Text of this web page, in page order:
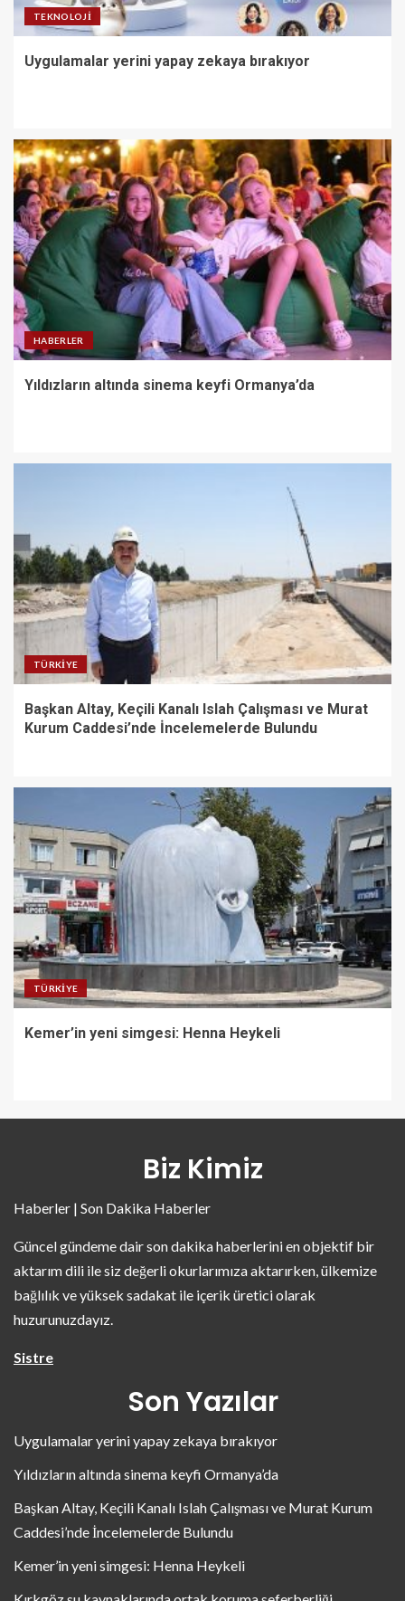
TEKNOLOJI
Uygulamalar yerini yapay zekaya bırakıyor
HABERLER
Yıldızların altında sinema keyfi Ormanya’da
TÜRKIYE
Başkan Altay, Keçili Kanalı Islah Çalışması ve Murat
Kurum Caddesi’nde İncelemelerde Bulundu
TÜRKIYE
Kemer’in yeni simgesi: Henna Heykeli
Biz Kimiz
Haberler | Son Dakika Haberler
Güncel gündeme dair son dakika haberlerini en objektif bir
aktarım dili ile siz değerli okurlarımıza aktarırken, ülkemize
bağlılık ve yüksek sadakat ile içerik üretici olarak
huzurunuzdayız.
Sistre
Son Yazılar
Uygulamalar yerini yapay zekaya bırakıyor
Yıldızların altında sinema keyfi Ormanya’da
Başkan Altay, Keçili Kanalı Islah Çalışması ve Murat Kurum
Caddesi’nde İncelemelerde Bulundu
Kemer’in yeni simgesi: Henna Heykeli